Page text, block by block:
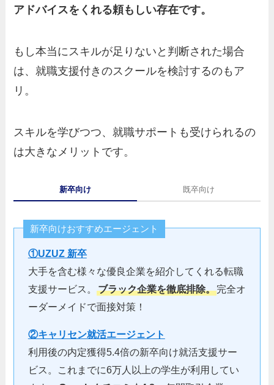
アドバイスをくれる頼もしい存在です。
もし本当にスキルが足りないと判断された場合
は、就職支援付きのスクールを検討するのもア
リ。
スキルを学びつつ、就職サポートも受けられるの
は大きなメリットです。
新卒向け 既卒向け
新卒向けおすすめエージェント
①UZUZ 新卒
大手を含む様々な優良企業を紹介してくれる転職
支援サービス。
ブラック企業を徹底排除。完全オ
ーダーメイドで面接対策！
②キャリセン就活エージェント
利用後の内定獲得5.4倍の新卒向け就活支援サー
ビス。これまでに6万人以上の学生が利用してい